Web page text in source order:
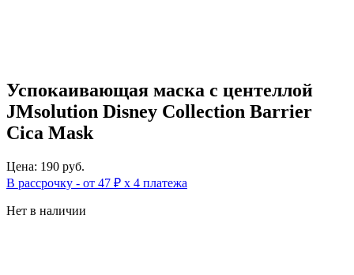
Успокаивающая маска с центеллой
JMsolution Disney Collection Barrier
Cica Mask
Цена: 190 руб.
В рассрочку - от 47 ₽ х 4 платежа
Нет в наличии